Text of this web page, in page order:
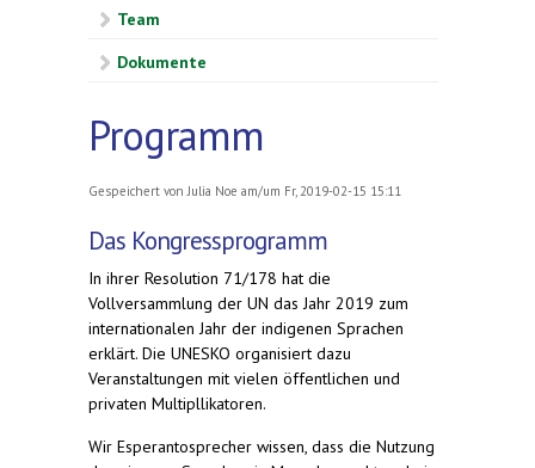
Team
Dokumente
Programm
Gespeichert vonJulia Noe am/um Fr, 2019-02-15 15:11
Das Kongressprogramm
In ihrer Resolution 71/178 hat die
Vollversammlung der UN das Jahr 2019 zum
internationalen Jahr der indigenen Sprachen
erklärt. Die UNESKO organisiert dazu
Veranstaltungen mit vielen öffentlichen und
privaten Multipllikatoren.
Wir Esperantosprecher wissen, dass die Nutzung